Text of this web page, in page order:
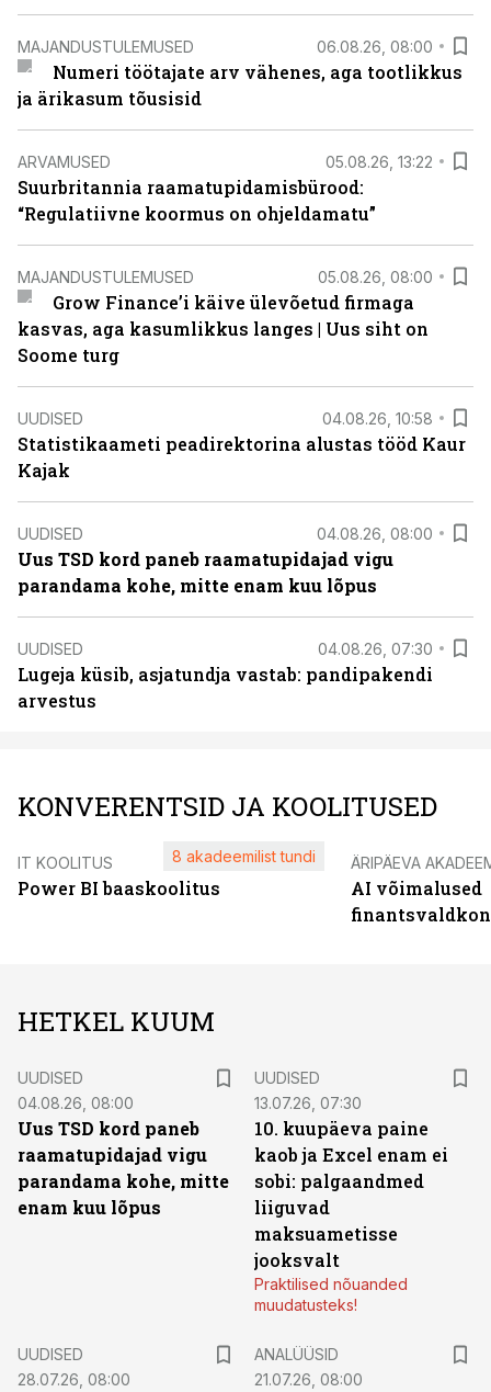
MAJANDUSTULEMUSED 06.08.26, 08:00
Numeri töötajate arv vähenes, aga tootlikkus
ja ärikasum tõusisid
ARVAMUSED 05.08.26, 13:22
Suurbritannia raamatupidamisbürood:
“Regulatiivne koormus on ohjeldamatu”
MAJANDUSTULEMUSED 05.08.26, 08:00
Grow Finance’i käive ülevõetud firmaga
kasvas, aga kasumlikkus langes | Uus siht on
Soome turg
UUDISED 04.08.26, 10:58
Statistikaameti peadirektorina alustas tööd Kaur
Kajak
UUDISED 04.08.26, 08:00
Uus TSD kord paneb raamatupidajad vigu
parandama kohe, mitte enam kuu lõpus
UUDISED 04.08.26, 07:30
Lugeja küsib, asjatundja vastab: pandipakendi
arvestus
KONVERENTSID JA KOOLITUSED
IT KOOLITUS
Power BI baaskoolitus
8 akadeemilist tundi ÄRIPÄEVA
AI võimalused
HETKEL KUUM
UUDISED
04.08.26, 08:00
Uus TSD kord paneb
raamatupidajad vigu
parandama kohe, mitte
enam kuu lõpus
UUDISED
13.07.26, 07:30
10. kuupäeva paine
kaob ja Excel enam ei
sobi: palgaandmed
liiguvad
maksuametisse
jooksvalt
Praktilised nõuanded
muudatusteks!
UUDISED
28.07.26, 08:00
ANALÜÜSID
21.07.26, 08:00